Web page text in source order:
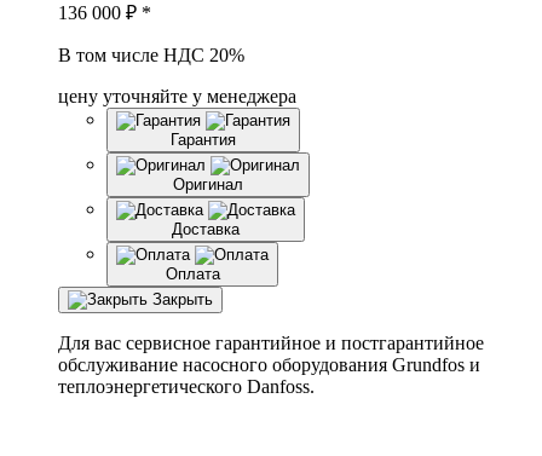
136 000 ₽ *
В том числе НДС 20%
цену уточняйте у менеджера
Гарантия
Оригинал
Доставка
Оплата
Закрыть
Для вас сервисное гарантийное и постгарантийное
обслуживание насосного оборудования Grundfos и
теплоэнергетического Danfoss.